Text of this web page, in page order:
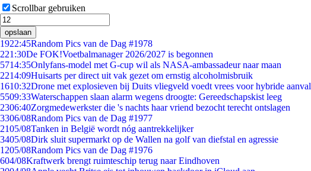
Scrollbar gebruiken
opslaan
1922:45Random Pics van de Dag #1978
221:30De FOK!Voetbalmanager 2026/2027 is begonnen
5714:35Onlyfans-model met G-cup wil als NASA-ambassadeur naar maan
2214:09Huisarts per direct uit vak gezet om ernstig alcoholmisbruik
1610:32Drone met explosieven bij Duits vliegveld voedt vrees voor hybride aanval
5509:33Waterschappen slaan alarm wegens droogte: Gereedschapskist leeg
2306:40Zorgmedewerkster die 's nachts haar vriend bezocht terecht ontslagen
3306/08Random Pics van de Dag #1977
2105/08Tanken in België wordt nóg aantrekkelijker
3405/08Dirk sluit supermarkt op de Wallen na golf van diefstal en agressie
1205/08Random Pics van de Dag #1976
604/08Kraftwerk brengt ruimteschip terug naar Eindhoven